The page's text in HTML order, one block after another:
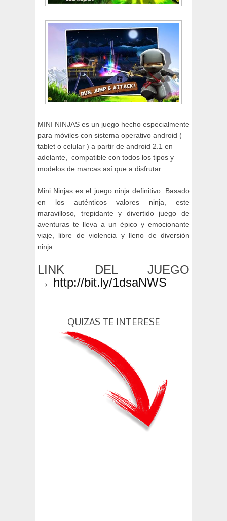
MINI NINJAS es un juego hecho especialmente
para móviles con sistema operativo android (
tablet o celular ) a partir de android 2.1 en
adelante, compatible con todos los tipos y
modelos de marcas así que a disfrutar.
Mini Ninjas es el juego ninja definitivo. Basado
en los auténticos valores ninja, este
maravilloso, trepidante y divertido juego de
aventuras te lleva a un épico y emocionante
viaje, libre de violencia y lleno de diversión
ninja.
LINK DEL JUEGO
→ http://bit.ly/1dsaNWS
QUIZAS TE INTERESE